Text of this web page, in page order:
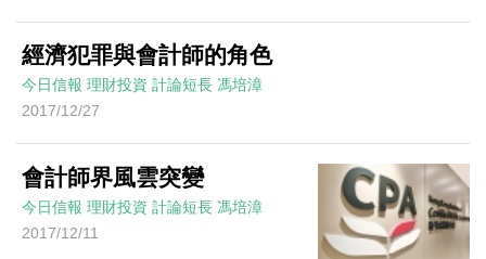
經濟犯罪與會計師的角色
今日信報 理財投資 計論短長 馮培漳
2017/12/27
會計師界風雲突變
今日信報 理財投資 計論短長 馮培漳
2017/12/11